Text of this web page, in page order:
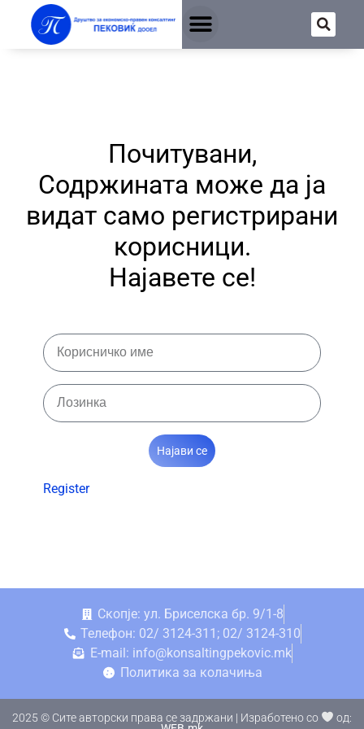
Почитувани,
Содржината може да ја
видат само регистрирани
корисници.
Најавете се!
Најави се
Register
Скопје: ул. Бриселска бр. 9/1-8
Телефон: 02/ 3124-311; 02/ 3124-310
E-mail: info@konsaltingpekovic.mk
Политика за колачиња
2025 © Сите авторски права се задржани | Изработено со
од: